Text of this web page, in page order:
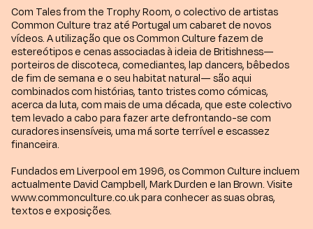
Com Tales from the Trophy Room, o colectivo de artistas
Common Culture traz até Portugal um cabaret de novos
vídeos. A utilização que os Common Culture fazem de
estereótipos e cenas associadas à ideia de Britishness—
porteiros de discoteca, comediantes, lap dancers, bêbedos
de fim de semana e o seu habitat natural— são aqui
combinados com histórias, tanto tristes como cómicas,
acerca da luta, com mais de uma década, que este colectivo
tem levado a cabo para fazer arte defrontando-se com
curadores insensíveis, uma má sorte terrível e escassez
financeira.
Fundados em Liverpool em 1996, os Common Culture incluem
actualmente David Campbell, Mark Durden e Ian Brown. Visite
www.commonculture.co.uk para conhecer as suas obras,
textos e exposições.